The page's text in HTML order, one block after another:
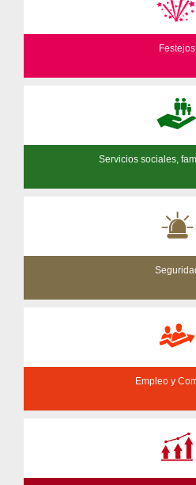
Festejos
Servicios sociales,
Empleo y